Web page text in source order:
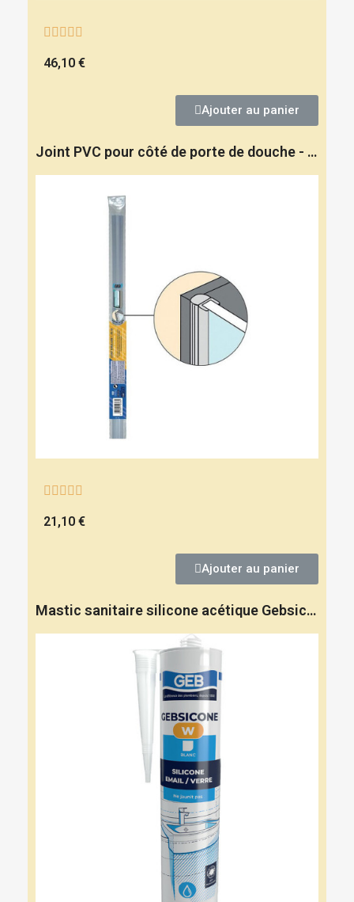
    
46,10 €
Ajouter au panier
Joint PVC pour côté de porte de douche - GEB
    
21,10 €
Ajouter au panier
Mastic sanitaire silicone acétique Gebsicone W cartouche 310 ml - GEB